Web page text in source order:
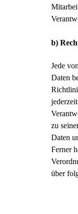
b)
Jede
Daten
zu
Daten
Ferner
über